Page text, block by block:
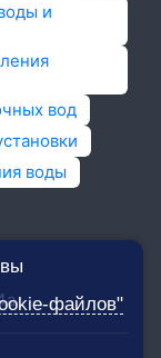
и
вод
воды
файлов"